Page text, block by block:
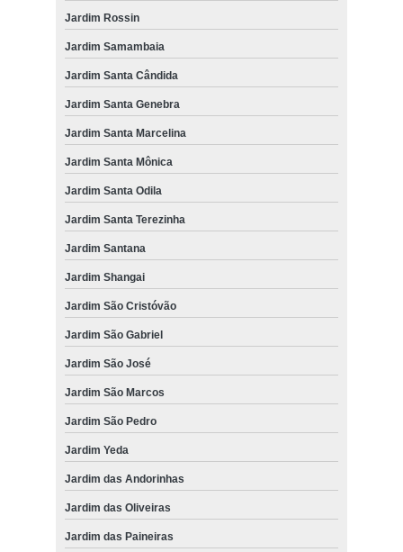
onde tem atendimento veterinário a domicílio para gatos Friburgo
atendimento veterinário a domicílio preços Jardim Cristina
onde agendar atendimento veterinário a domicílio para cachorros
Vila Perseu Leite de Barros
atendimento a domicílio para animais domésticos preços Jardim
Campineiro
onde agendar atendimento a domicílio para gato Parque dos
Pomares
onde agendar atendimento veterinário a domicílio para cachorros
Residencial Parque Bandeirantes
atendimento a domicílio cachorro preços Jardim Cristina
Jardim Rossin
Jardim Samambaia
Jardim Santa Cândida
Jardim Santa Genebra
Jardim Santa Marcelina
Jardim Santa Mônica
Jardim Santa Odila
Jardim Santa Terezinha
Jardim Santana
Jardim Shangai
Jardim São Cristóvão
Jardim São Gabriel
Jardim São José
Jardim São Marcos
Jardim São Pedro
Jardim Yeda
Jardim das Andorinhas
Jardim das Oliveiras
Jardim das Paineiras